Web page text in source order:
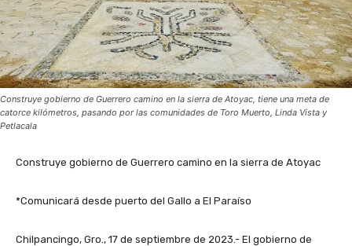
Construye gobierno de Guerrero camino en la sierra de Atoyac, tiene una meta de
catorce kilómetros, pasando por las comunidades de Toro Muerto, Linda Vista y
Petlacala
Construye gobierno de Guerrero camino en la sierra de Atoyac
*Comunicará desde puerto del Gallo a El Paraíso
Chilpancingo, Gro., 17 de septiembre de 2023.- El gobierno de